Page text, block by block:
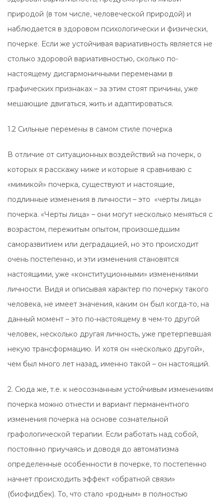
природой (в том числе, человеческой природой) и
наблюдается в здоровом психологически и физически,
почерке. Если же устойчивая вариативность является не
столько здоровой вариативностью, сколько по-
настоящему дисгармоничными переменами в
графических признаках – за этим стоят причины, уже
мешающие двигаться, жить и адаптироваться.
1.2 Сильные перемены в самом стиле почерка
В отличие от ситуационных воздействий на почерк, о
которых я расскажу ниже и которые я сравниваю с
«мимикой» почерка, существуют и настоящие,
подлинные изменения в личности – это «черты лица»
почерка. «Черты лица» – они могут несколько меняться с
возрастом, пережитым опытом, произошедшим
саморазвитием или деградацией, но это происходит
очень постепенно, и эти изменения становятся
настоящими, уже «конституционными» изменениями
личности. Видя и описывая характер по почерку такого
человека, не имеет значения, каким он был когда-то, на
данный момент – это по-настоящему в чем-то другой
человек, несколько другая личность, уже претерпевшая
некую трансформацию. И хотя он «несколько другой»,
чем был много лет назад, именно такой – он настоящий.
2. Сюда же, т.е. к неосознанным устойчивым изменениям
почерка можно отнести и вариант перманентного
изменения почерка на основе сознательной
графологической терапии. Если работать над собой,
постоянно приучаясь и доводя до автоматизма
определенные особенности в почерке, то постепенно
начнет происходить эффект «обратной связи»
(биофидбек). То, что стало «родным» в полностью